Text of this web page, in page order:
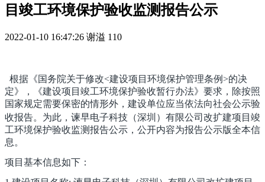
目竣工环境保护验收监测报告公示
2022-01-10 16:47:26 谢溢 110
根据《国务院关于修改<建设项目环境保护管理条例>的决
定》，《建设项目竣工环境保护验收暂行办法》要求，除按照
国家规定需要保密的情形外，建设单位应当依法向社会公示验
收报告。为此， 谏早电子科技（深圳）有限公司改扩建项目竣
工环境保护验收监测报告公示，公开内容为报告公示版全本信
息。
项目基本信息如下：